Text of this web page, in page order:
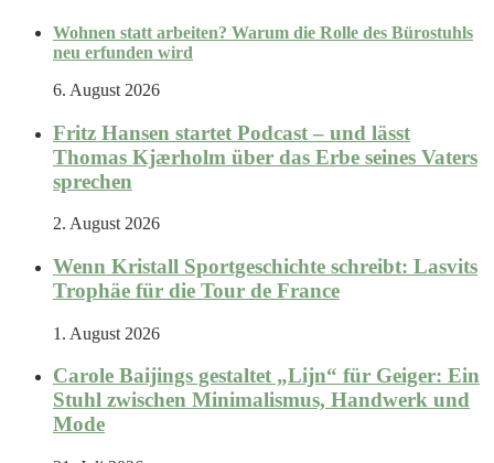
Wohnen statt arbeiten? Warum die Rolle des Bürostuhls
neu erfunden wird
6. August 2026
Fritz Hansen startet Podcast – und lässt
Thomas Kjærholm über das Erbe seines Vaters
sprechen
2. August 2026
Wenn Kristall Sportgeschichte schreibt: Lasvits
Trophäe für die Tour de France
1. August 2026
Carole Baijings gestaltet „Lijn“ für Geiger: Ein
Stuhl zwischen Minimalismus, Handwerk und
Mode